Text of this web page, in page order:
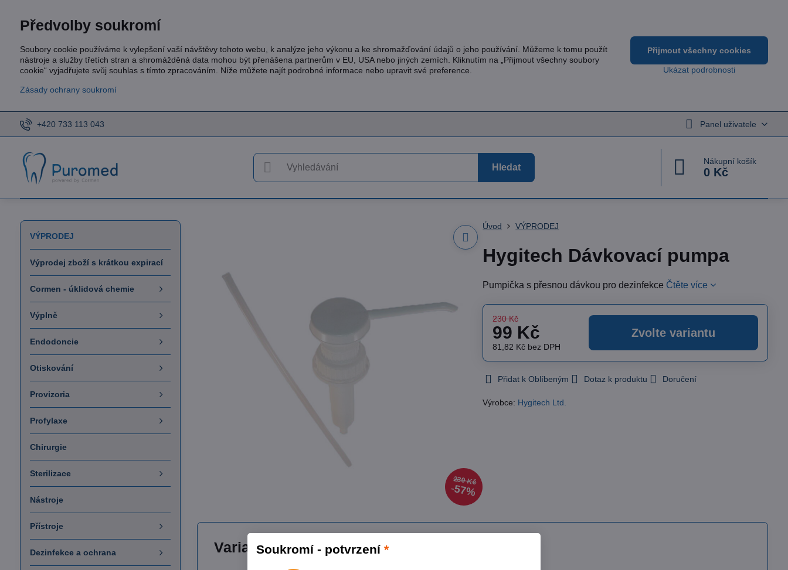
+420 733 113 043 Panel uživatele
Hledat
Nákupní košík
0 Kč
230 Kč
57%
Úvod VÝPRODEJ
Hygitech Dávkovací pumpa
Pumpička s přesnou dávkou pro dezinfekce Čtěte více
230 Kč
99 Kč
81,82 Kč bez DPH
Zvolte variantu
Přidat k Oblíbeným Dotaz k produktu Doručení
Výrobce: Hygitech Ltd.
Varianty produktů
VÝPRODEJ
Výprodej zboží s krátkou expirací
Cormen - úklidová chemie
Výplně
Endodoncie
Otiskování
Provizoria
Profylaxe
Chirurgie
Sterilizace
Nástroje
Přístroje
Dezinfekce a ochrana
Předvolby soukromí
Soubory cookie používáme k vylepšení vaší návštěvy tohoto webu, k analýze jeho výkonu a ke shromažďování údajů o jeho používání. Můžeme k tomu použít
nástroje a služby třetích stran a shromážděná data mohou být přenášena partnerům v EU, USA nebo jiných zemích. Kliknutím na „Přijmout všechny soubory
cookie“ vyjadřujete svůj souhlas s tímto zpracováním. Níže můžete najít podrobné informace nebo upravit své preference.
Zásady ochrany soukromí
Ukázat podrobnosti
Přijmout všechny cookies
Soukromí - potvrzení *